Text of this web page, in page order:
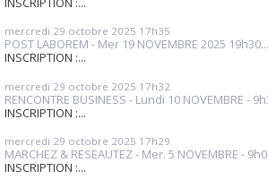
mercredi 29 octobre 2025 17h35
POST LABOREM - Mer 19 NOVEMBRE 2025 19h30...
INSCRIPTION :...
mercredi 29 octobre 2025 17h32
RENCONTRE BUSINESS - Lundi 10 NOVEMBRE -
INSCRIPTION :...
mercredi 29 octobre 2025 17h29
MARCHEZ & RESEAUTEZ - Mer. 5 NOVEMBRE -
INSCRIPTION :...